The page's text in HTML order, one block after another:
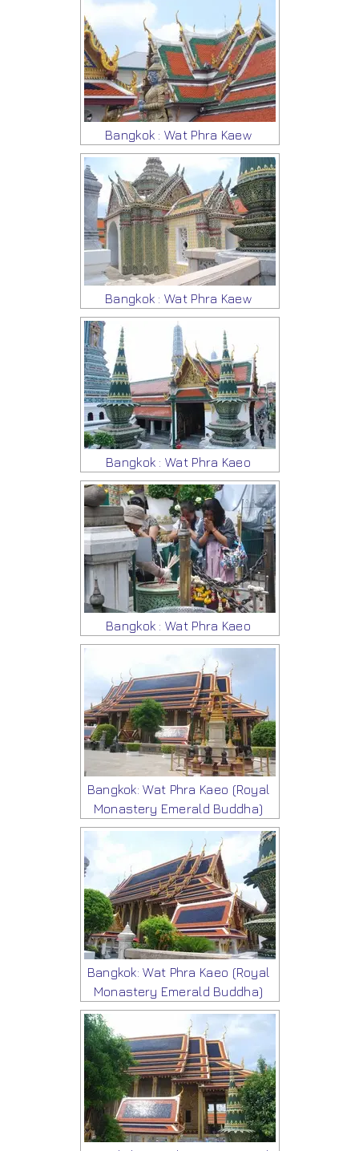
Bangkok : Wat Phra Kaew
Bangkok : Wat Phra Kaew
Bangkok : Wat Phra Kaeo
Bangkok : Wat Phra Kaeo
Bangkok: Wat Phra Kaeo (Royal
Monastery Emerald Buddha)
Bangkok: Wat Phra Kaeo (Royal
Monastery Emerald Buddha)